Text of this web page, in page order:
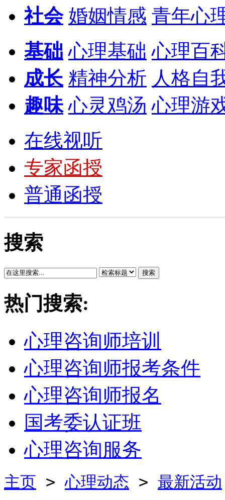
社会 婚姻情感 青年心
基础 心理基础 心理百
成长 精神分析 人格自
趣味 心灵鸡汤 心理游
在线视听
专家函授
普通函授
搜索
搜索
热门搜索:
心理咨询师培训
心理咨询师报考条件
心理咨询师报名
国考委认证班
心理咨询服务
主页 >心理动态 > 最新活动